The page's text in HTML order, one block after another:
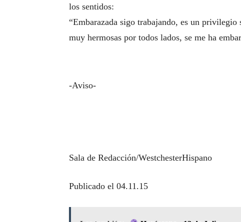
los sentidos:
“Embarazada sigo trabajando, es un privilegio
muy hermosas por todos lados, se me ha
-Aviso-
Sala de Redacción/WestchesterHispano
Publicado el 04.11.15